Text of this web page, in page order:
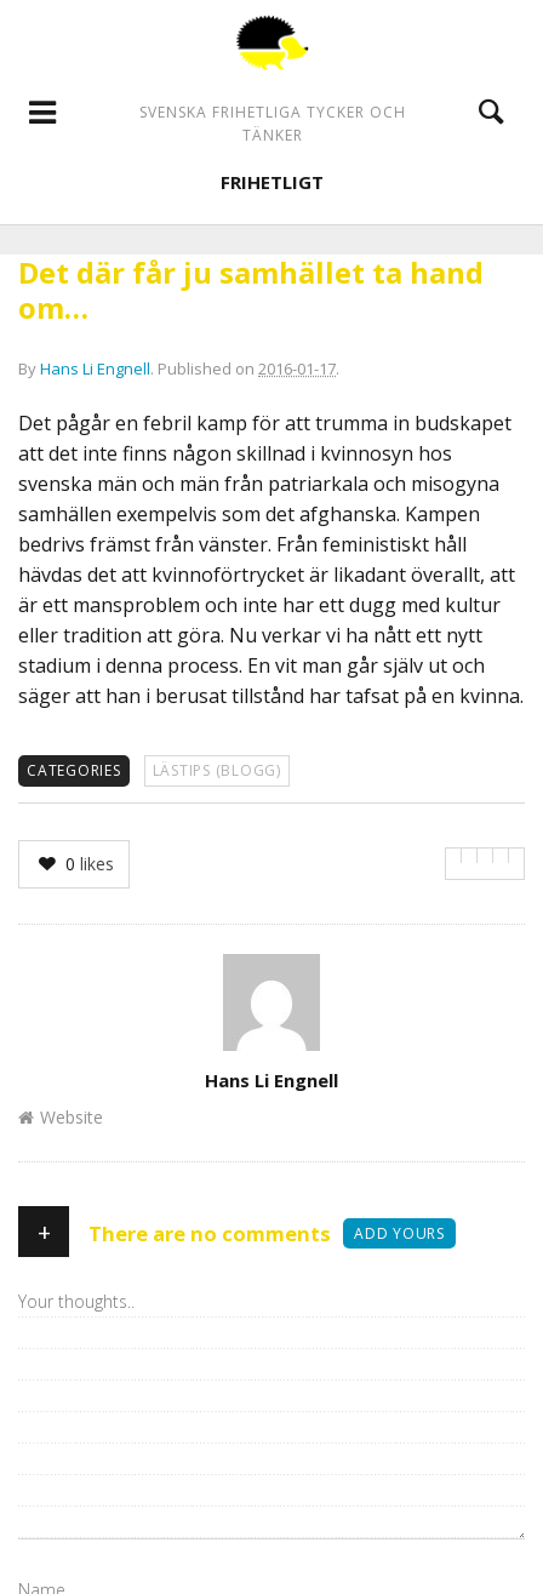
SVENSKA FRIHETLIGA TYCKER OCH
TÄNKER
FRIHETLIGT
Det där får ju samhället ta hand
om…
ByHans Li Engnell. Published on 2016-01-17.
Det pågår en febril kamp för att trumma in budskapet
att det inte finns någon skillnad i kvinnosyn hos
svenska män och män från patriarkala och misogyna
samhällen exempelvis som det afghanska. Kampen
bedrivs främst från vänster. Från feministiskt håll
hävdas det att kvinnoförtrycket är likadant överallt, att
är ett mansproblem och inte har ett dugg med kultur
eller tradition att göra. Nu verkar vi ha nått ett nytt
stadium i denna process. En vit man går själv ut och
säger att han i berusat tillstånd har tafsat på en kvinna.
CATEGORIES LÄSTIPS (BLOGG)
0 likes
Hans Li Engnell
Website
+ There are no comments ADD YOURS